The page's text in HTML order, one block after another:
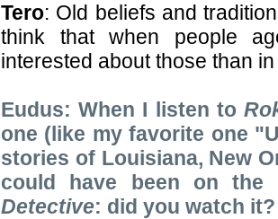
Tero: Old beliefs and
think that when people
interested about those than
Eudus: When I listen to
one (like my favorite one
stories of Louisiana, New
could have been on
Detective: did you watch it?